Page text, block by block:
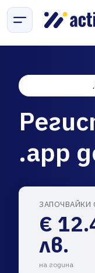
.app
ЗАПОЧВАЙКИ
€
лв.
на година